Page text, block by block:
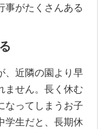
事がたくさんある
、近隣の園より早
ません。長く休む
なってしまうお子
学生だと、長期休